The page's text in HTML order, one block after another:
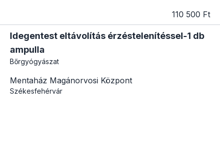
110 500 Ft
Idegentest eltávolítás érzéstelenítéssel-1 db
ampulla
Bőrgyógyászat
Mentaház Magánorvosi Központ
Székesfehérvár